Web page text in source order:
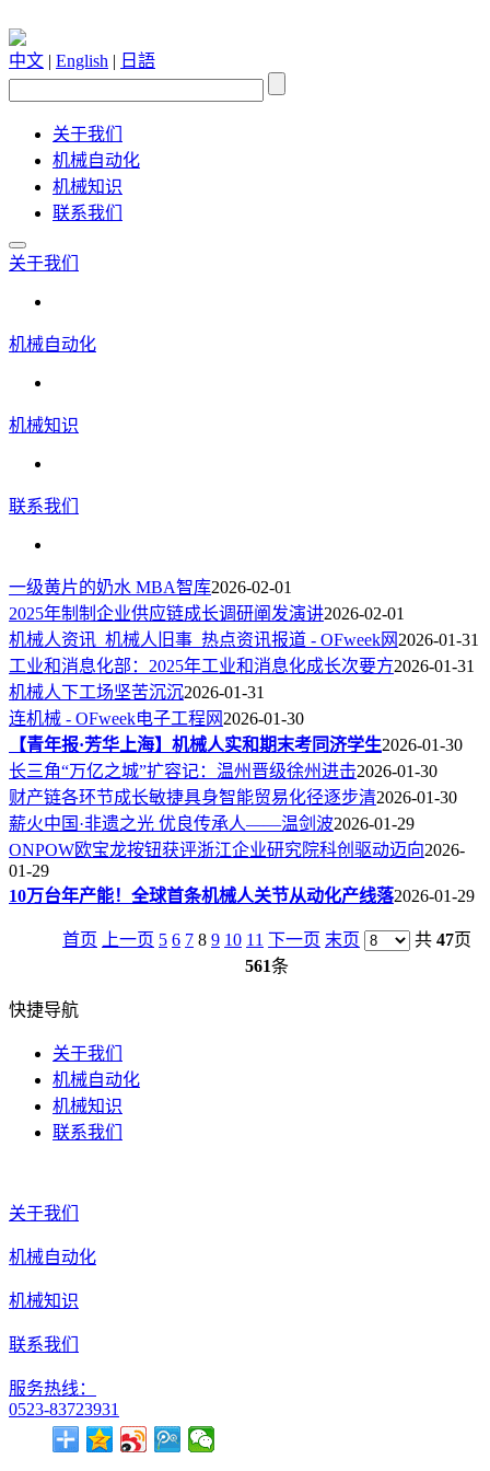
中文 | English | 日語
关于我们
机械自动化
机械知识
联系我们
关于我们
机械自动化
机械知识
联系我们
一级黄片的奶水 MBA智库2026-02-01
2025年制制企业供应链成长调研阐发演讲2026-02-01
机械人资讯_机械人旧事_热点资讯报道 - OFweek网 2026-01-31
工业和消息化部：2025年工业和消息化成长次要方2026-01-31
机械人下工场坚苦沉沉2026-01-31
连机械 - OFweek电子工程网 2026-01-30
【青年报·芳华上海】机械人实和期末考同济学生2026-01-30
长三角“万亿之城”扩容记：温州晋级徐州进击2026-01-30
财产链各环节成长敏捷具身智能贸易化径逐步清2026-01-30
薪火中国·非遗之光 优良传承人——温剑波2026-01-29
ONPOW欧宝龙按钮获评浙江企业研究院科创驱动迈向2026-
01-29
10万台年产能！全球首条机械人关节从动化产线落2026-01-29
首页 上一页 5 6 7 8 9 10 11 下一页 末页 共 47页
561条
快捷导航
关于我们
机械自动化
机械知识
联系我们
关于我们
机械自动化
机械知识
联系我们
服务热线：
0523-83723931